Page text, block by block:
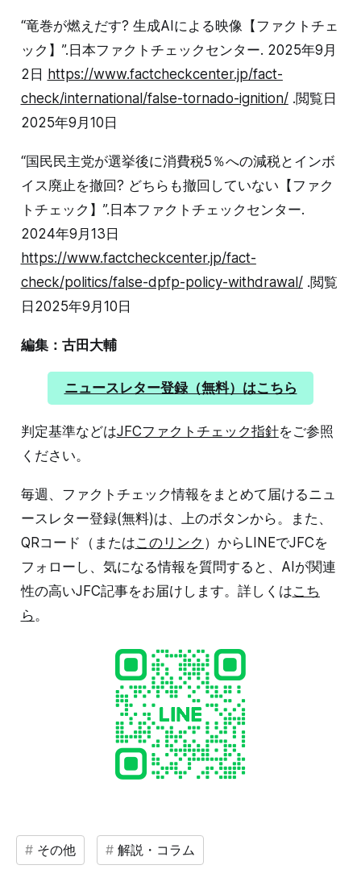
“竜巻が燃えだす? 生成AIによる映像【ファクトチェ
ック】”.日本ファクトチェックセンター. 2025年9月
2日 https://www.factcheckcenter.jp/fact-
check/international/false-tornado-ignition/.閲覧日
2025年9月10日
“国民民主党が選挙後に消費税5％への減税とインボ
イス廃止を撤回? どちらも撤回していない【ファク
トチェック】”.日本ファクトチェックセンター.
2024年9月13日
https://www.factcheckcenter.jp/fact-
check/politics/false-dpfp-policy-withdrawal/.閲覧
日2025年9月10日
編集：古田大輔
ニュースレター登録（無料）はこちら
判定基準などはJFCファクトチェック指針をご参照
ください。
毎週、ファクトチェック情報をまとめて届けるニュ
ースレター登録(無料)は、上のボタンから。また、
QRコード（またはこのリンク ）からLINEでJFCを
フォローし、気になる情報を質問すると、AIが関連
性の高いJFC記事をお届けします。詳しくはこち
ら 。
その他 解説・コラム